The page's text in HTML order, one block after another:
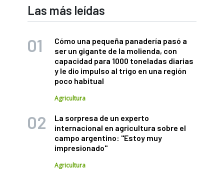
Las más leídas
Cómo una pequeña panadería pasó a
ser un gigante de la molienda, con
capacidad para 1000 toneladas diarias
y le dio impulso al trigo en una región
poco habitual
Agricultura
La sorpresa de un experto
internacional en agricultura sobre el
campo argentino: "Estoy muy
impresionado"
Agricultura